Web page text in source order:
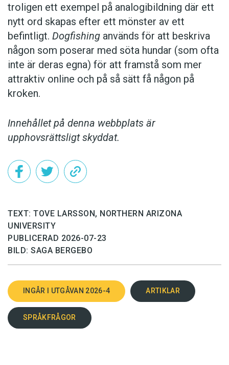
troligen ett exempel på analogibildning där ett
nytt ord skapas efter ett mönster av ett
befintligt. Dogfishing används för att beskriva
någon som poserar med söta hundar (som ofta
inte är deras egna) för att framstå som mer
attraktiv online och på så sätt få någon på
kroken.
Innehållet på denna webbplats är
upphovsrättsligt skyddat.
TEXT: TOVE LARSSON, NORTHERN ARIZONA
UNIVERSITY
PUBLICERAD 2026-07-23
BILD: SAGA BERGEBO
INGÅR I UTGÅVAN 2026-4 ARTIKLAR
SPRÅKFRÅGOR